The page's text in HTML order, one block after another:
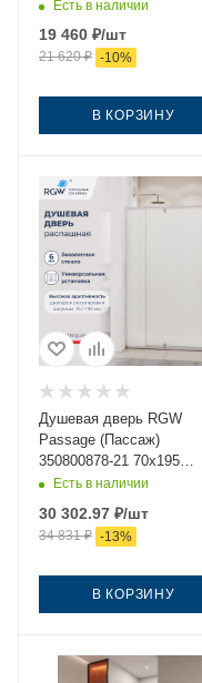
Есть в наличии
19 460 ₽/шт
21 620₽ -10%
В КОРЗИНУ
Душевая дверь RGW
Passage (Пассаж)
350800878-21 70х195
стекло матовое профиль
Есть в наличии
30 302.97 ₽/шт
34 831₽ -13%
В КОРЗИНУ